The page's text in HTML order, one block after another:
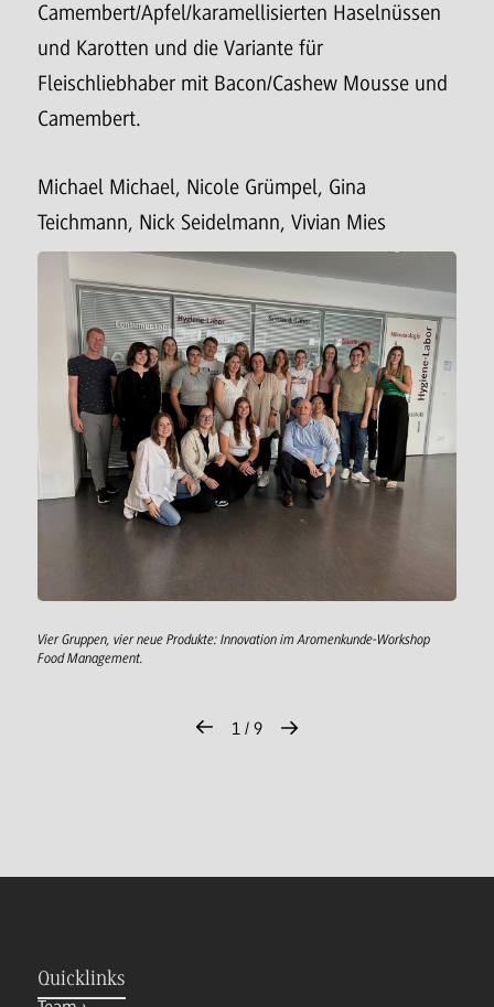
Camembert/Apfel/karamellisierten Haselnüssen
und Karotten und die Variante für
Fleischliebhaber mit Bacon/Cashew Mousse und
Camembert.
Michael Michael, Nicole Grümpel, Gina
Teichmann, Nick Seidelmann, Vivian Mies
Vier Gruppen, vier neue Produkte: Innovation im Aromenkunde-Workshop
Food Management.
1 / 9
Quicklinks